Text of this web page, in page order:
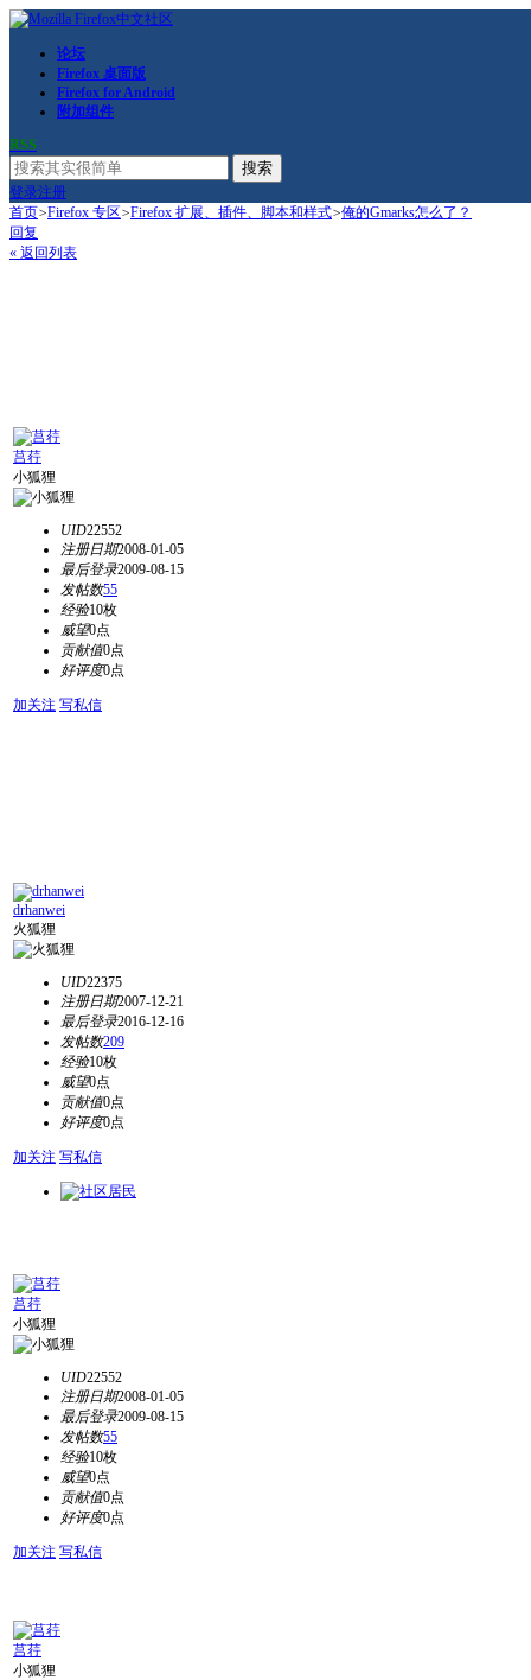
论坛
Firefox 桌面版
Firefox for Android
附加组件
RSS
搜索
登录注册
首页>Firefox 专区>Firefox 扩展、插件、脚本和样式>俺的Gmarks怎么了？
回复
« 返回列表
莒荇
小狐狸
UID22552
注册日期2008-01-05
最后登录2009-08-15
发帖数55
经验10枚
威望0点
贡献值0点
好评度0点
加关注 写私信
drhanwei
火狐狸
UID22375
注册日期2007-12-21
最后登录2016-12-16
发帖数209
经验10枚
威望0点
贡献值0点
好评度0点
加关注 写私信
莒荇
小狐狸
UID22552
注册日期2008-01-05
最后登录2009-08-15
发帖数55
经验10枚
威望0点
贡献值0点
好评度0点
加关注 写私信
莒荇
小狐狸